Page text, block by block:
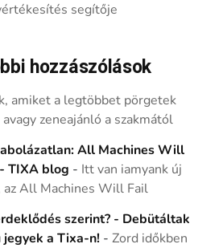
segítője
hozzászólások
amiket a legtöbbet pörgetek
avagy zeneajánló a szakmától
All Machines Will
TIXA blog - Itt van iamyank új
az All Machines Will Fail
szerint? - Debütáltak
a Tixa-n! -Zord időkben